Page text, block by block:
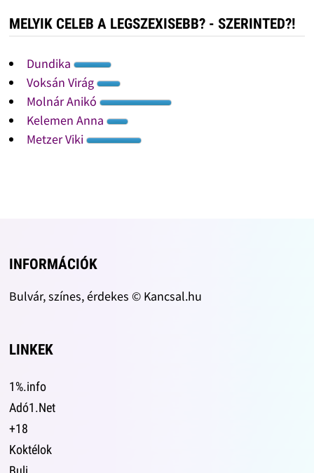
MELYIK CELEB A LEGSZEXISEBB? - SZERINTED?!
Dundika
Voksán Virág
Molnár Anikó
Kelemen Anna
Metzer Viki
INFORMÁCIÓK
Bulvár, színes, érdekes © Kancsal.hu
LINKEK
1%.info
Adó1.Net
+18
Koktélok